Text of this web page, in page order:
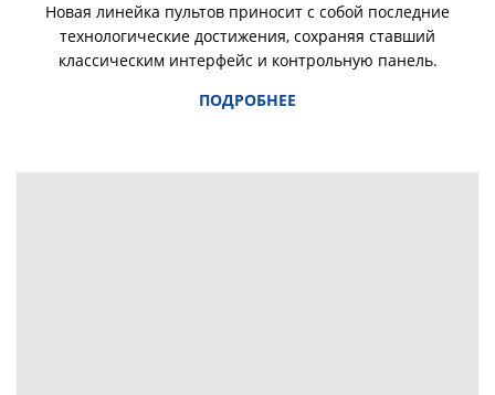
Новая линейка пультов приносит с собой последние
технологические достижения, сохраняя ставший
классическим интерфейс и контрольную панель.
ПОДРОБНЕЕ